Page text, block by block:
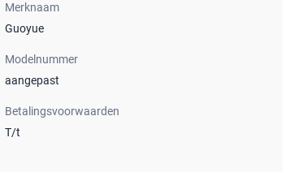
Merknaam
Guoyue
Modelnummer
aangepast
Betalingsvoorwaarden
T/t